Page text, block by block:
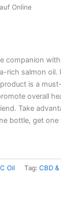
Online
companion
rich salmon oil.
is a
overall
Take
bottle, get one
Oil Tag: CBD &